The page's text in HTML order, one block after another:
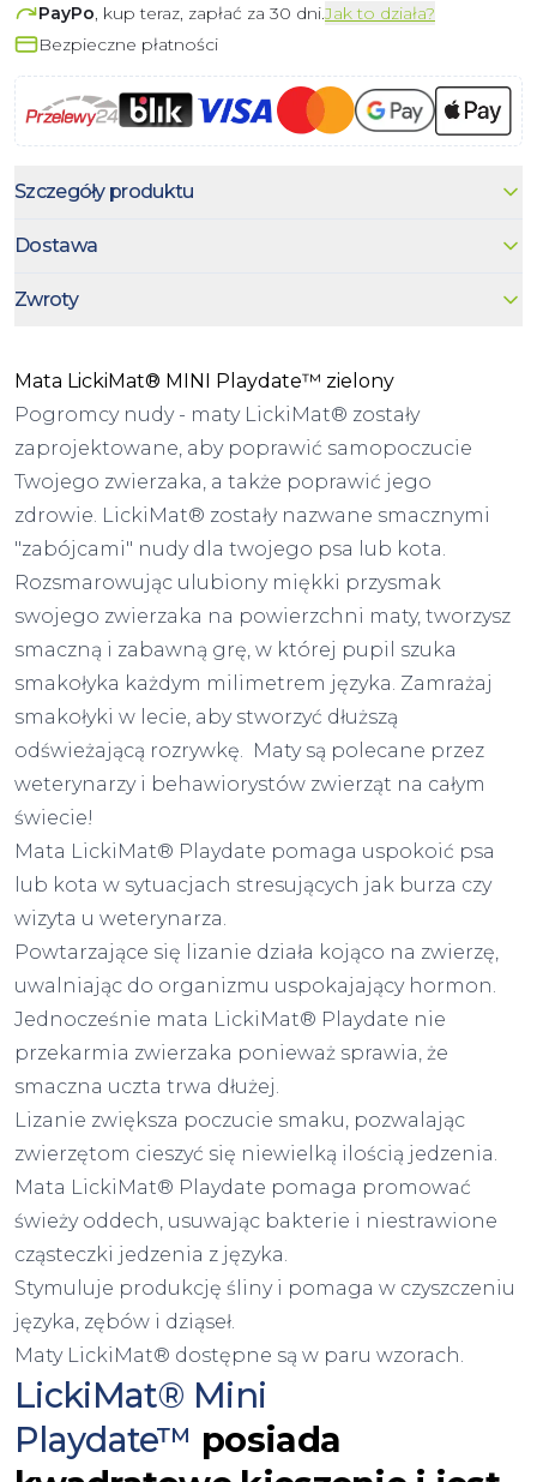
PayPo, kup teraz, zapłać za 30 dni.Jak to działa?
Bezpieczne płatności
Szczegóły produktu
Dostawa
Zwroty
Mata LickiMat® MINI Playdate™ zielony
Pogromcy nudy - maty LickiMat® zostały
zaprojektowane, aby poprawić samopoczucie
Twojego zwierzaka, a także poprawić jego
zdrowie. LickiMat® zostały nazwane smacznymi
"zabójcami" nudy dla twojego psa lub kota.
Rozsmarowując ulubiony miękki przysmak
swojego zwierzaka na powierzchni maty, tworzysz
smaczną i zabawną grę, w której pupil szuka
smakołyka każdym milimetrem języka. Zamrażaj
smakołyki w lecie, aby stworzyć dłuższą
odświeżającą rozrywkę. Maty są polecane przez
weterynarzy i behawiorystów zwierząt na całym
świecie!
Mata LickiMat® Playdate pomaga uspokoić psa
lub kota w sytuacjach stresujących jak burza czy
wizyta u weterynarza.
Powtarzające się lizanie działa kojąco na zwierzę,
uwalniając do organizmu uspokajający hormon.
Jednocześnie mata LickiMat® Playdate nie
przekarmia zwierzaka ponieważ sprawia, że
smaczna uczta trwa dłużej.
Lizanie zwiększa poczucie smaku, pozwalając
zwierzętom cieszyć się niewielką ilością jedzenia.
Mata LickiMat® Playdate pomaga promować
świeży oddech, usuwając bakterie i niestrawione
cząsteczki jedzenia z języka.
Stymuluje produkcję śliny i pomaga w czyszczeniu
języka, zębów i dziąseł.
Maty LickiMat® dostępne są w paru wzorach.
LickiMat® Mini
Playdate™ posiada